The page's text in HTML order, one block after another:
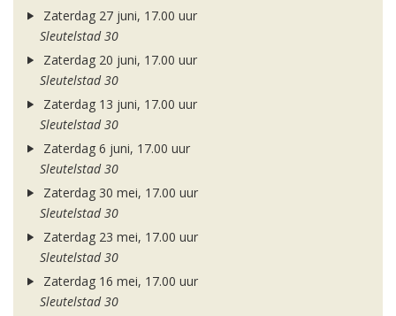
Zaterdag 27 juni, 17.00 uur
Sleutelstad 30
Zaterdag 20 juni, 17.00 uur
Sleutelstad 30
Zaterdag 13 juni, 17.00 uur
Sleutelstad 30
Zaterdag 6 juni, 17.00 uur
Sleutelstad 30
Zaterdag 30 mei, 17.00 uur
Sleutelstad 30
Zaterdag 23 mei, 17.00 uur
Sleutelstad 30
Zaterdag 16 mei, 17.00 uur
Sleutelstad 30